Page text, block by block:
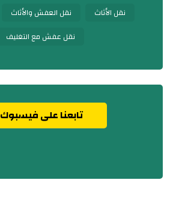
نقل الأثاث
نقل العفش والأثاث
نقل عفش مع التغليف
تابعنا على فيسبوك